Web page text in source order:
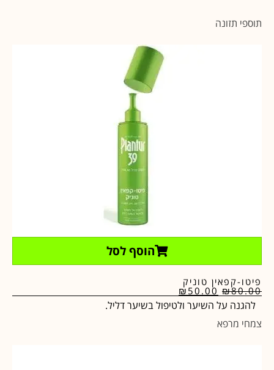
תוספי תזונה
הוסף לסל
פיטו-קפאין טוניק
₪80.00
₪ 50.00
להגנה על השיער ולטיפול בשיער דליל.
צמחי מרפא